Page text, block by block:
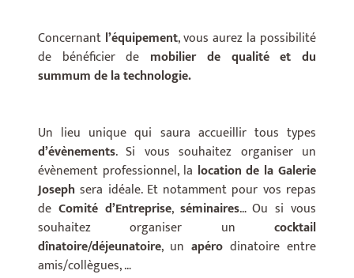
Concernant l’équipement, vous aurez la possibilité
de bénéficier de mobilier de qualité et du
summum de la technologie.
Un lieu unique qui saura accueillir tous types
d’évènements. Si vous souhaitez organiser un
évènement professionnel, la location de la Galerie
Josephsera idéale. Et notamment pour vos repas
de Comité d’Entreprise, séminaires… Ou si vous
souhaitez organiser un cocktail
dînatoire/déjeunatoire, un apéro dinatoire entre
amis/collègues, …